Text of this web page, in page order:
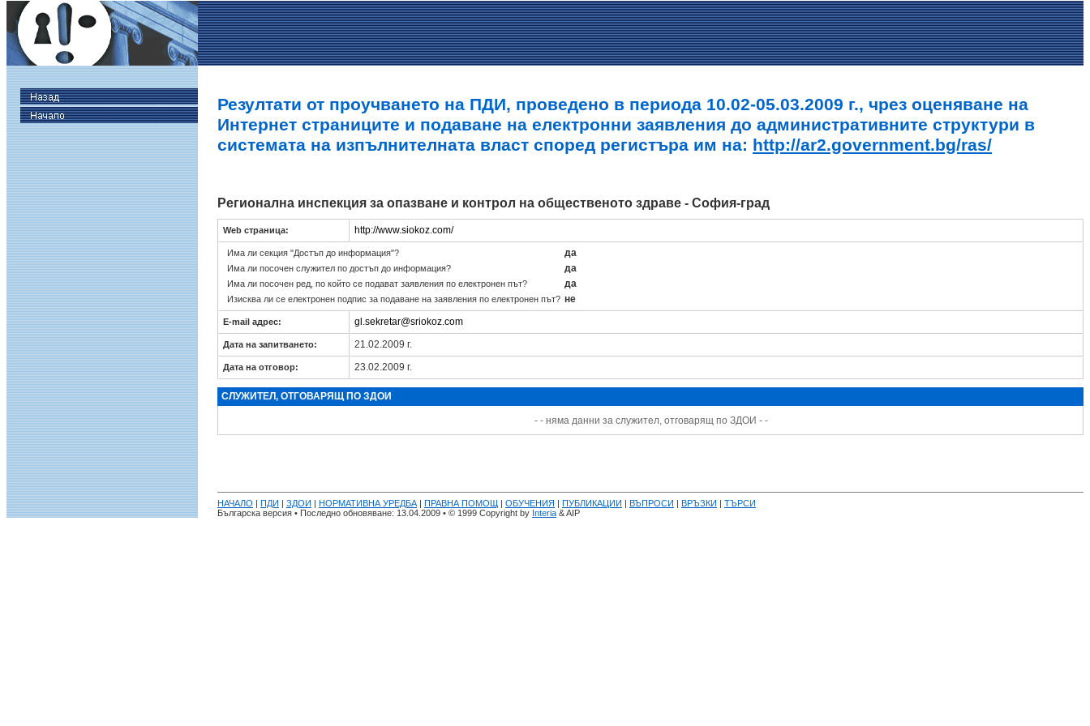
Резултати от проучването на ПДИ, проведено в периода 10.02-05.03.2009 г., чрез оценяване на
Интернет страниците и подаване на електронни заявления до административните структури в
системата на изпълнителната власт според регистъра им на: http://ar2.government.bg/ras/
Регионална инспекция за опазване и контрол на общественото здраве - София-град
Web страница: http://www.siokoz.com/
Има ли секция "Достъп до информация"? да
Има ли посочен служител по достъп до информация? да
Има ли посочен ред, по който се подават заявления по електронен път? да
Изисква ли се електронен подпис за подаване на заявления по електронен път? не
E-mail адрес: gl.sekretar@sriokoz.com
Дата на запитването: 21.02.2009 г.
Дата на отговор: 23.02.2009 г.
СЛУЖИТЕЛ, ОТГОВАРЯЩ ПО ЗДОИ
- - няма данни за служител, отговарящ по ЗДОИ - -
НАЧАЛО | ПДИ | ЗДОИ | НОРМАТИВНА УРЕДБА | ПРАВНА ПОМОЩ | ОБУЧЕНИЯ | ПУБЛИКАЦИИ | ВЪПРОСИ | ВРЪЗКИ | ТЪРСИ
Българска версия • Последно обновяване: 13.04.2009 • © 1999 Copyright by Interia & AIP